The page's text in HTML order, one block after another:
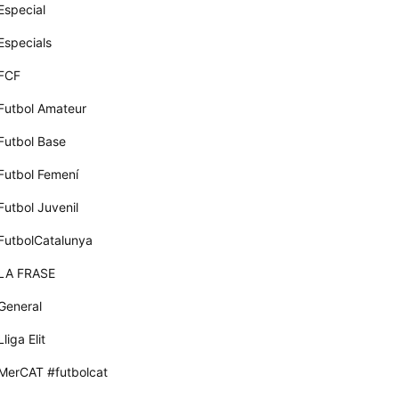
Amateur
Base
Femení
Juvenil
FRASE
Elit
#futbolcat